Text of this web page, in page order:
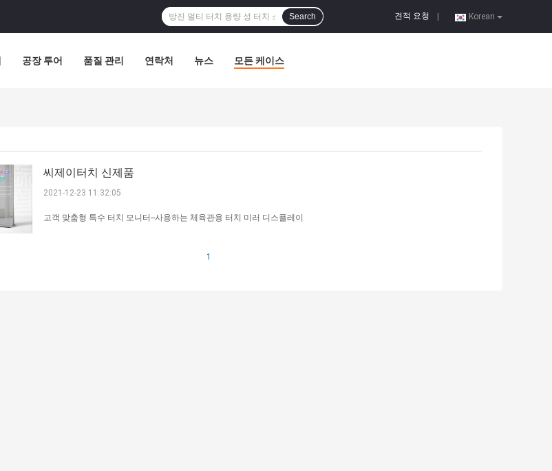
Korean
견적 요청
Search
공장 투어 품질 관리 연락처 뉴스 모든 케이스
씨제이터치 신제품
2021-12-23 11:32:05
고객 맞춤형 특수 터치 모니터--사용하는 체육관용 터치 미러 디스플레이
1